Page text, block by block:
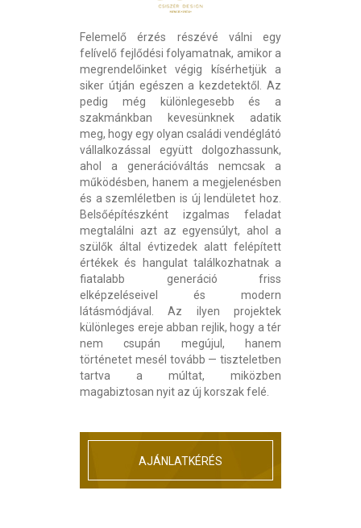
Felemelő érzés részévé válni egy
felívelő fejlődési folyamatnak, amikor a
megrendelőinket végig kísérhetjük a
siker útján egészen a kezdetektől. Az
pedig még különlegesebb és a
szakmánkban kevesünknek adatik
meg, hogy egy olyan családi vendéglátó
vállalkozással együtt dolgozhassunk,
ahol a generációváltás nemcsak a
működésben, hanem a megjelenésben
és a szemléletben is új lendületet hoz.
Belsőépítészként izgalmas feladat
megtalálni azt az egyensúlyt, ahol a
szülők által évtizedek alatt felépített
értékek és hangulat találkozhatnak a
fiatalabb generáció friss
elképzeléseivel és modern
látásmódjával. Az ilyen projektek
különleges ereje abban rejlik, hogy a tér
nem csupán megújul, hanem
történetet mesél tovább — tiszteletben
tartva a múltat, miközben
magabiztosan nyit az új korszak felé.
AJÁNLATKÉRÉS